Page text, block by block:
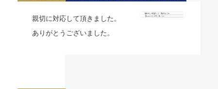
親切に対応して頂きました。
ありがとうございました。